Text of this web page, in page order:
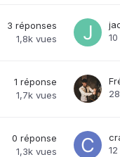
3 réponses
1,8k vues
1 réponse
1,7k vues
0 réponse
1,3k vues